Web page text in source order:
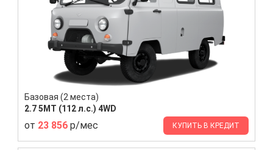
Базовая (2 места)
2.7 5MT (112 л.с.) 4WD
от 23 856 р/мес КУПИТЬ В КРЕДИТ